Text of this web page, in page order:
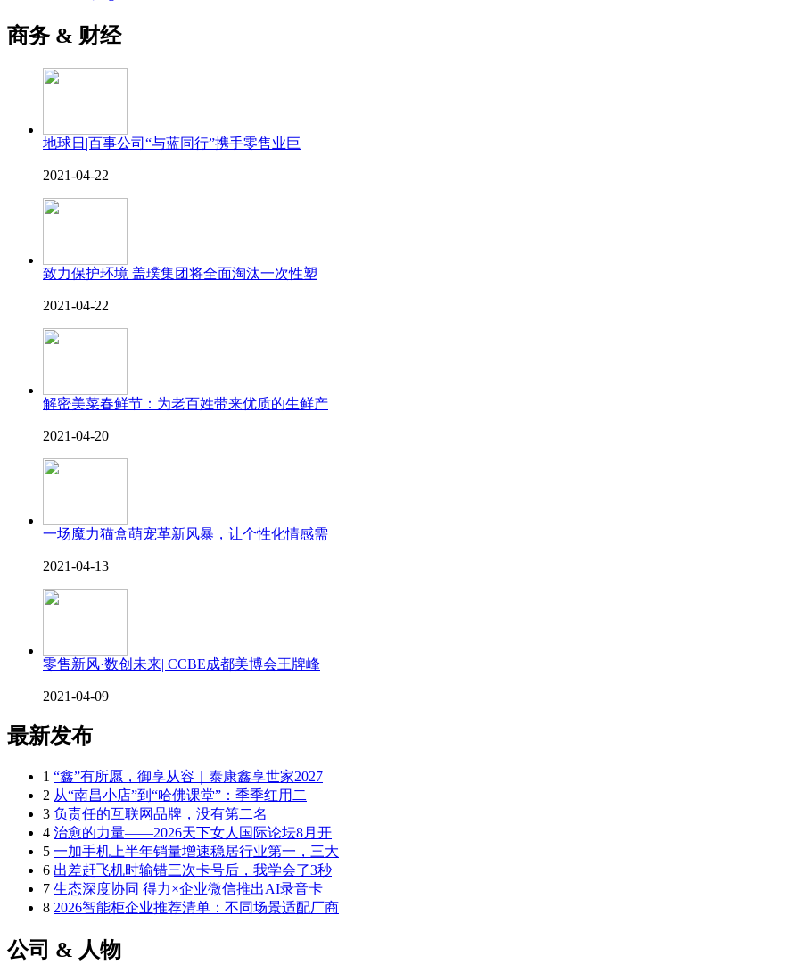
商务 & 财经
地球日|百事公司“与蓝同行”携手零售业巨
2021-04-22
致力保护环境 盖璞集团将全面淘汰一次性塑
2021-04-22
解密美菜春鲜节：为老百姓带来优质的生鲜产
2021-04-20
一场魔力猫盒萌宠革新风暴，让个性化情感需
2021-04-13
零售新风·数创未来| CCBE成都美博会王牌峰
2021-04-09
最新发布
1 “鑫”有所愿，御享从容｜泰康鑫享世家2027
2 从“南昌小店”到“哈佛课堂”：季季红用二
3 负责任的互联网品牌，没有第二名
4 治愈的力量——2026天下女人国际论坛8月开
5 一加手机上半年销量增速稳居行业第一，三大
6 出差赶飞机时输错三次卡号后，我学会了3秒
7 生态深度协同 得力×企业微信推出AI录音卡
8 2026智能柜企业推荐清单：不同场景适配厂商
公司 & 人物